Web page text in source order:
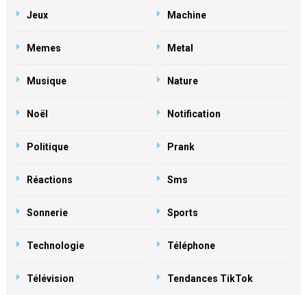
Jeux Machine
Memes Metal
Musique Nature
Noël Notification
Politique Prank
Réactions Sms
Sonnerie Sports
Technologie Téléphone
Télévision Tendances TikTok